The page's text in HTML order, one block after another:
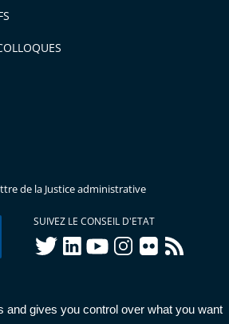
and gives you control over what you want
de la Justice administrative
SUIVEZ LE CONSEIL D'ETAT
twitterlinkedInyoutubeinstagram
flickr rss
Mentions légales Données